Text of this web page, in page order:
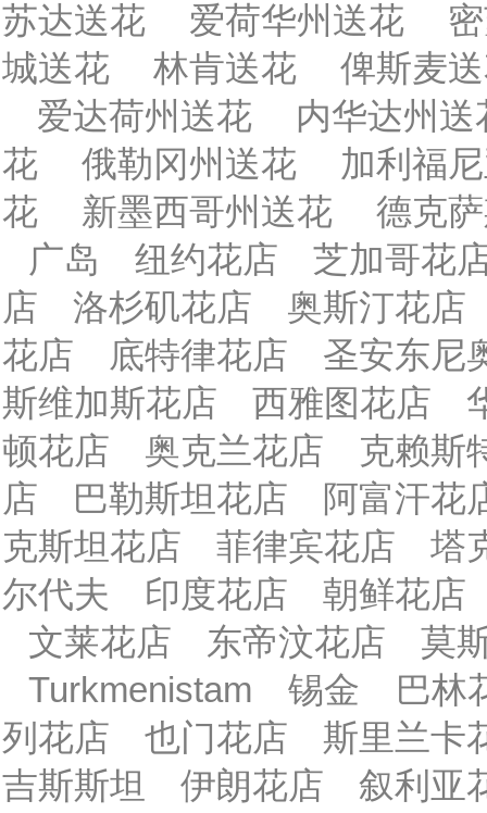
苏达送花 爱荷华州送花
城送花
林肯送花
俾斯麦
爱达荷州送花
内华达州送
花
俄勒冈州送花
加利福
花
新墨西哥州送花
德克
广岛
纽约花店
芝加哥花
店
洛杉矶花店
奥斯汀花店
花店
底特律花店
圣安东尼
斯维加斯花店
西雅图花店
顿花店
奥克兰花店
克赖斯
店
巴勒斯坦花店
阿富汗花
克斯坦花店
菲律宾花店
塔
尔代夫
印度花店
朝鲜花店
文莱花店
东帝汶花店
莫
Turkmenistam
锡金
巴林
列花店
也门花店
斯里兰卡
吉斯斯坦
伊朗花店
叙利亚